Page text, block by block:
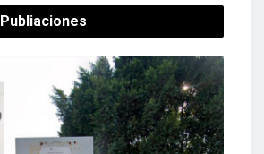
Publiaciones